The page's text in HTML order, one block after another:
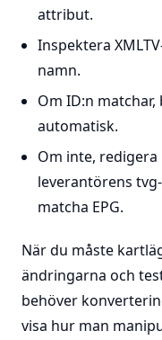
attribut.
Inspektera
namn.
Om ID:n
automatisk.
Om inte,
leverantörens
matcha EPG.
När du måste
ändringarna och
behöver
visa hur man